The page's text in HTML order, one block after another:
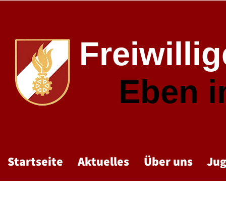
Eben
Startseite Aktuelles Über uns